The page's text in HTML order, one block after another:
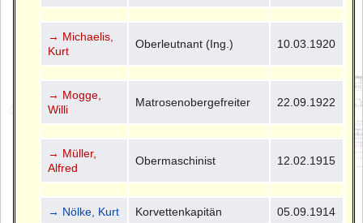
→ Michaelis,
Kurt
Oberleutnant (Ing.) 10.03.1920
→ Mogge,
Willi
Matrosenobergefreiter 22.09.1922
→ Müller,
Alfred
Obermaschinist 12.02.1915
→ Nölke, Kurt Korvettenkapitän 05.09.1914